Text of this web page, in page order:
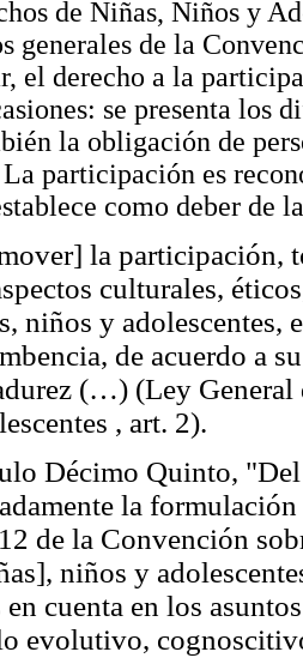
de Niñas, Niños y
generales de la
el derecho a la
se presenta los
la obligación de
La participación es
como deber de
la participación,
culturales,
niños y adolescentes,
de acuerdo a
(…) (Ley General
, art. 2).
Décimo Quinto,
la
de la Convención
niños y
cuenta en los
evolutivo,